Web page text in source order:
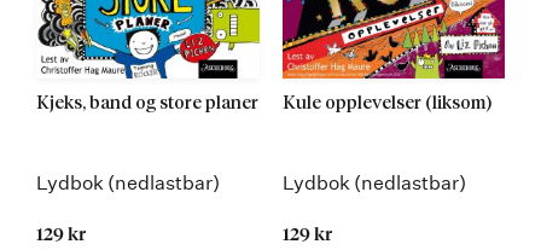
Kjeks, band og store planer
Lydbok (nedlastbar)
129 kr
Kule opplevelser (liksom)
Lydbok (nedlastbar)
129 kr